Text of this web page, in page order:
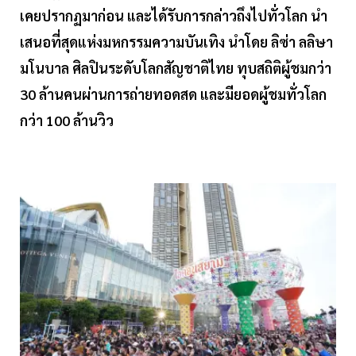
เคยปรากฏมาก่อน และได้รับการกล่าวถึงไปทั่วโลก นำ
เสนอที่สุดแห่งมหกรรมความบันเทิง นำโดย ลิซ่า ลลิษา
มโนบาล ศิลปินระดับโลกสัญชาติไทย ทุบสถิติผู้ชมกว่า
30 ล้านคนผ่านการถ่ายทอดสด และมียอดผู้ชมทั่วโลก
กว่า 100 ล้านวิว